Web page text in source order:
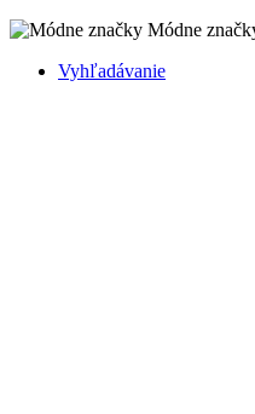
Módne
Vyhľadávanie